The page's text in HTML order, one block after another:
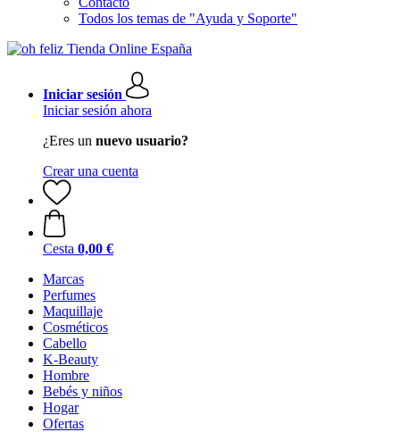
Todos los temas de "Ayuda y Soporte"
Iniciar sesión
Iniciar sesión ahora
¿Eres un nuevo usuario?
Crear una cuenta
Cesta 0,00 €
Marcas
Perfumes
Maquillaje
Cosméticos
Cabello
K-Beauty
Hombre
Bebés y niños
Hogar
Ofertas